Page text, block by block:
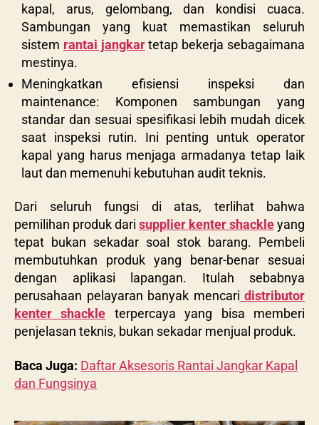
kapal, arus, gelombang, dan kondisi cuaca.
Sambungan yang kuat memastikan seluruh
sistem rantai jangkartetap bekerja sebagaimana
mestinya.
Meningkatkan efisiensi inspeksi dan
maintenance:
Komponen sambungan yang
standar dan sesuai spesifikasi lebih mudah dicek
saat inspeksi rutin. Ini penting untuk operator
kapal yang harus menjaga armadanya tetap laik
laut dan memenuhi kebutuhan audit teknis.
Dari seluruh fungsi di atas, terlihat bahwa
pemilihan produk dari supplier kenter shackleyang
tepat bukan sekadar soal stok barang. Pembeli
membutuhkan produk yang benar-benar sesuai
dengan aplikasi lapangan. Itulah sebabnya
perusahaan pelayaran banyak mencari distributor
kenter shackle terpercaya yang bisa memberi
penjelasan teknis, bukan sekadar menjual produk.
Baca Juga: Daftar Aksesoris Rantai Jangkar Kapal
dan Fungsinya